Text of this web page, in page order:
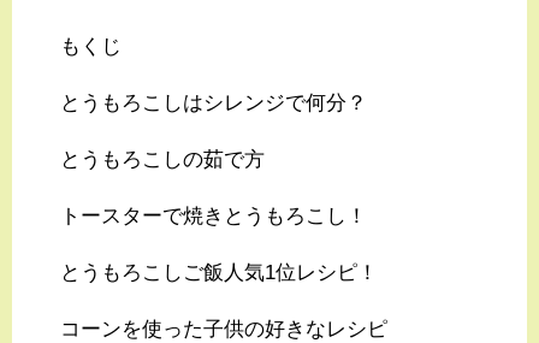
もくじ
とうもろこしはシレンジで何分？
とうもろこしの茹で方
トースターで焼きとうもろこし！
とうもろこしご飯人気1位レシピ！
コーンを使った子供の好きなレシピ